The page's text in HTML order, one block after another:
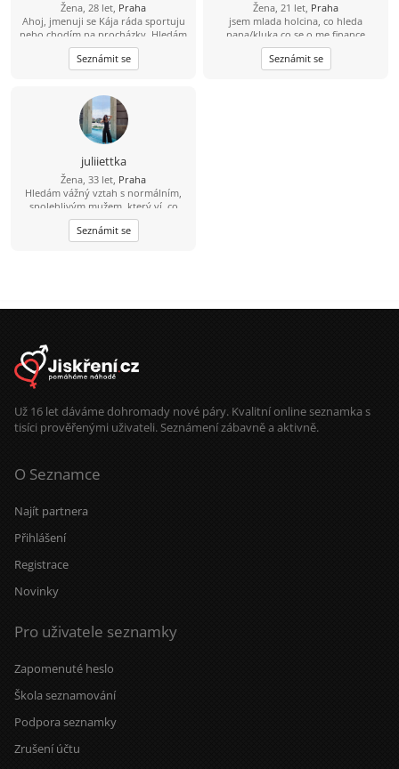
Žena, 28 let, Praha
Ahoj, jmenuji se Kája ráda sportuju
nebo chodím na procházky. Hledám
někoho na dopisování výměnu
fotek, ale když padne jiskra ráda to
povýším
Seznámit se
Žena, 21 let, Praha
jsem mlada holcina, co hleda
pana/kluka co se o me finance
postara
Seznámit se
juliiettka
Žena, 33 let, Praha
Hledám vážný vztah s normálním,
spolehlivým mužem, který ví, co
chce, a stojí o upřímné seznámení.
Nehledám hry ani krátkodobé
známosti, ale něco opravdového a
Seznámit se
Už 16 let dáváme dohromady nové páry. Kvalitní online seznamka s
tisíci prověřenými uživateli. Seznámení zábavně a aktivně.
O Seznamce
Najít partnera
Přihlášení
Registrace
Novinky
Pro uživatele seznamky
Zapomenuté heslo
Škola seznamování
Podpora seznamky
Zrušení účtu